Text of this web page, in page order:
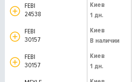
FEBI
24538
Киев
1 дн.
FEBI
30157
Киев
В наличии
FEBI
30157
Киев
1 дн.